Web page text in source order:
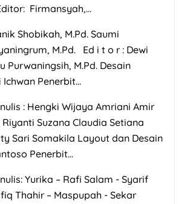
Firmansyah,...
Shobikah, M.Pd. Saumi
M.Pd. Ed i t o r : Dewi
Purwaningsih, M.Pd. Desain
Penerbit...
: Hengki Wijaya Amriani Amir
Riyanti Suzana Claudia Setiana
Sari Somakila Layout dan Desain
Penerbit...
Yurika – Rafi Salam - Syarif
Thahir – Maspupah - Sekar